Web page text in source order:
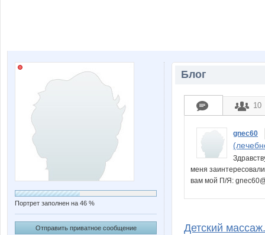
Портрет заполнен на 46 %
Отправить приватное сообщение
Блог
10
gnec60
меня
вам мой П/Я:
Детский массаж.